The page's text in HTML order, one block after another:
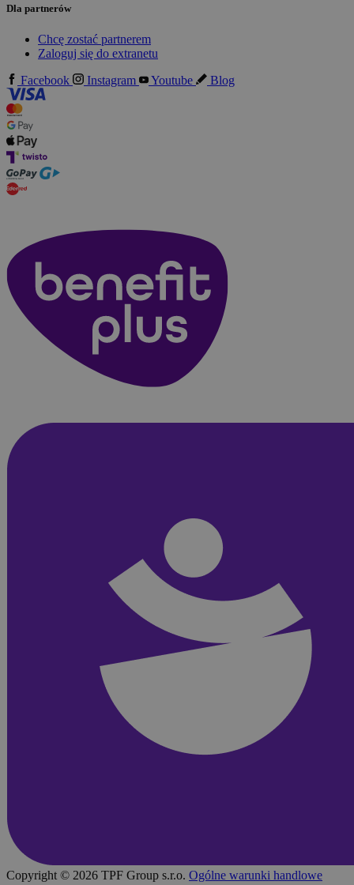
Dla partnerów
Chcę zostać partnerem
Zaloguj się do extranetu
Facebook
Instagram Youtube Blog
Copyright © 2026 TPF Group s.r.o. Ogólne warunki handlowe